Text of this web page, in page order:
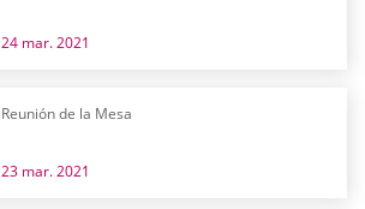
24 mar. 2021
Reunión de la Mesa
23 mar. 2021